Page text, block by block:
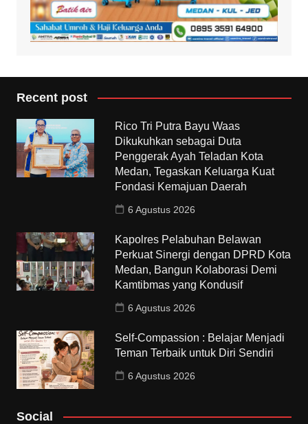
Recent post
Rico Tri Putra Bayu Waas
Dikukuhkan sebagai Duta
Penggerak Ayah Teladan Kota
Medan, Tegaskan Keluarga Kuat
Fondasi Kemajuan Daerah
6 Agustus 2026
Kapolres Pelabuhan Belawan
Perkuat Sinergi dengan DPRD Kota
Medan, Bangun Kolaborasi Demi
Kamtibmas yang Kondusif
6 Agustus 2026
Self-Compassion : Belajar Menjadi
Teman Terbaik untuk Diri Sendiri
6 Agustus 2026
Social